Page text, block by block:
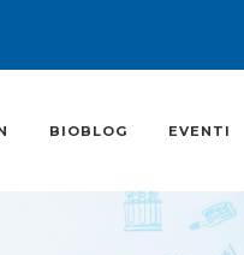
BIOBLOG EVENTI